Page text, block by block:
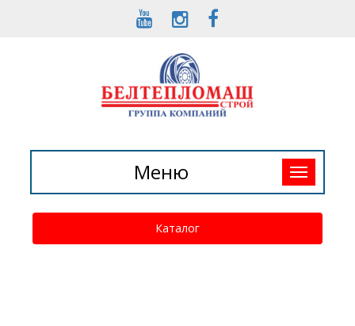
Toggle
navigation
Меню
Каталог